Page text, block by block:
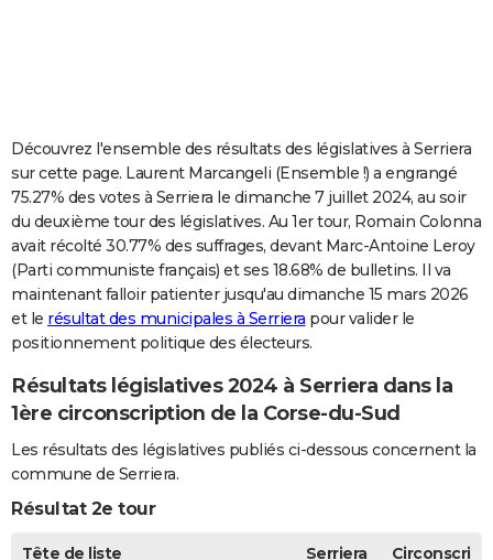
CARTE DE VOEUX
Carte de Noël
Carte Bonne année
Carte Saint-Valentin
Carte Pâques
Carte d'anniversaire
DICTIONNAIRE
Dictionnaire
Biographies
Citations
Expressions
Proverbes
PROGRAMME TV
COPAINS D'AVANT
S'inscrire
Se connecter
Lycées
Collèges
Primaires
Universités
Entreprises
Service militaire
Avis de recherche
AVIS DE DÉCÈS
FORUM
Bricolage
Lifestyle
Culture
Sport
Auto
Television
Voyage
Cinema
Découvrez l'ensemble des résultats des législatives à Serriera
sur cette page. Laurent Marcangeli (Ensemble !) a engrangé
75.27% des votes à Serriera le dimanche 7 juillet 2024, au soir
du deuxième tour des législatives. Au 1er tour, Romain Colonna
avait récolté 30.77% des suffrages, devant Marc-Antoine Leroy
(Parti communiste français) et ses 18.68% de bulletins. Il va
maintenant falloir patienter jusqu'au dimanche 15 mars 2026
et le résultat des municipales à Serriera pour valider le
positionnement politique des électeurs.
Résultats législatives 2024 à Serriera dans la
1ère circonscription de la Corse-du-Sud
Les résultats des législatives publiés ci-dessous concernent la
commune de Serriera.
Résultat 2e tour
Tête de liste Serriera
Circonscri